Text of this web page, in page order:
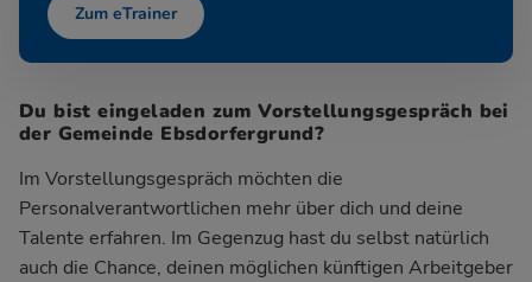
Zum eTrainer
Du bist eingeladen zum Vorstellungsgespräch bei
der Gemeinde Ebsdorfergrund?
Im Vorstellungsgespräch möchten die
Personalverantwortlichen mehr über dich und deine
Talente erfahren. Im Gegenzug hast du selbst natürlich
auch die Chance, deinen möglichen künftigen Arbeitgeber